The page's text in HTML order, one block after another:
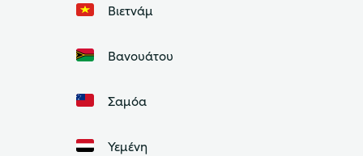
Βιετνάμ
Βανουάτου
Σαμόα
Υεμένη